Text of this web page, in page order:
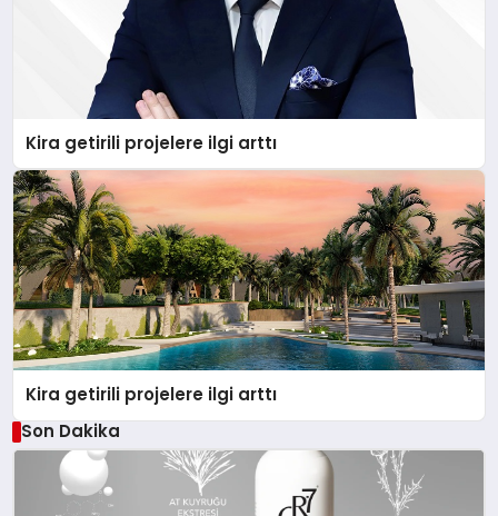
Kira getirili projelere ilgi arttı
Kira getirili projelere ilgi arttı
Son Dakika